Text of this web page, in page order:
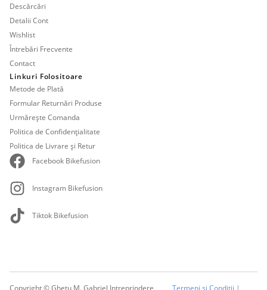
Descărcări
Detalii Cont
Wishlist
Întrebări Frecvente
Contact
Linkuri Folositoare
Metode de Plată
Formular Returnări Produse
Urmărește Comanda
Politica de Confidențialitate
Politica de Livrare și Retur
Facebook Bikefusion
Instagram Bikefusion
Tiktok Bikefusion
Copyright © Ghetu M. Gabriel Intreprindere Termeni și Condiții |